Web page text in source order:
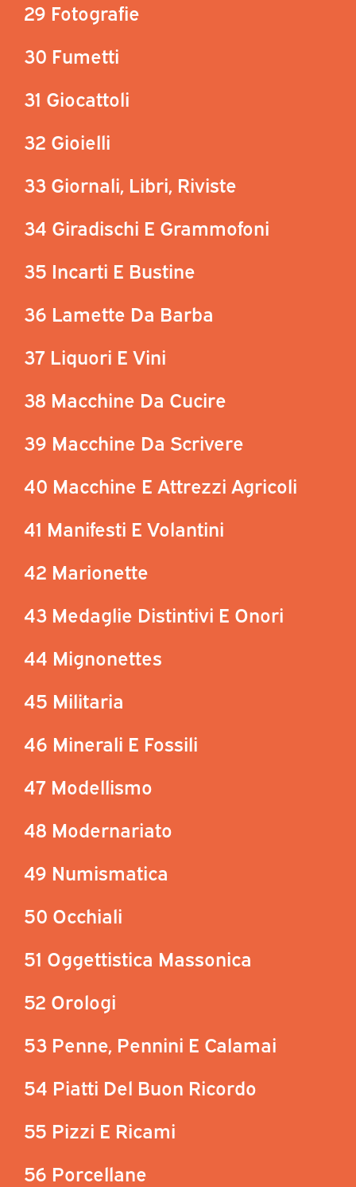
29 Fotografie
30 Fumetti
31 Giocattoli
32 Gioielli
33 Giornali, Libri, Riviste
34 Giradischi E Grammofoni
35 Incarti E Bustine
36 Lamette Da Barba
37 Liquori E Vini
38 Macchine Da Cucire
39 Macchine Da Scrivere
40 Macchine E Attrezzi Agricoli
41 Manifesti E Volantini
42 Marionette
43 Medaglie Distintivi E Onori
44 Mignonettes
45 Militaria
46 Minerali E Fossili
47 Modellismo
48 Modernariato
49 Numismatica
50 Occhiali
51 Oggettistica Massonica
52 Orologi
53 Penne, Pennini E Calamai
54 Piatti Del Buon Ricordo
55 Pizzi E Ricami
56 Porcellane